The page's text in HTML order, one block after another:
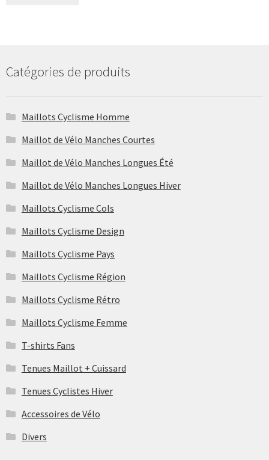
Catégories de produits
Maillots Cyclisme Homme
Maillot de Vélo Manches Courtes
Maillot de Vélo Manches Longues Été
Maillot de Vélo Manches Longues Hiver
Maillots Cyclisme Cols
Maillots Cyclisme Design
Maillots Cyclisme Pays
Maillots Cyclisme Région
Maillots Cyclisme Rétro
Maillots Cyclisme Femme
T-shirts Fans
Tenues Maillot + Cuissard
Tenues Cyclistes Hiver
Accessoires de Vélo
Divers